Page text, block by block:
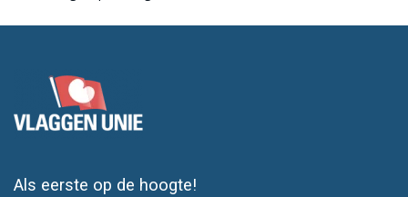
Als eerste op de hoogte!